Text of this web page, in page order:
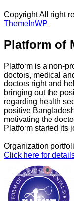
Copyright All right
ThemeInWP
Platform of
Platform is a non-
doctors, medical
doctors right and
bringing out the
regarding health
positive
motivating the
Platform started its
Organization
Click here for